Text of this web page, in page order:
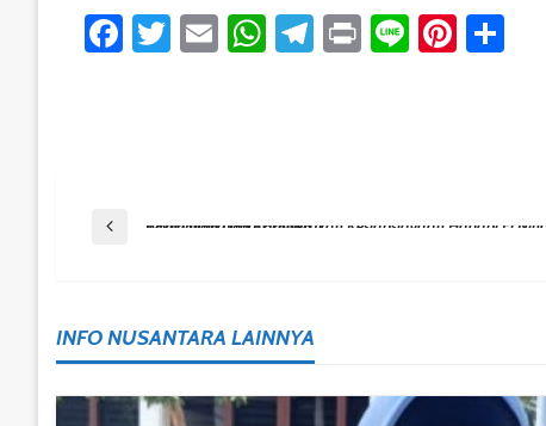
Facebook
Twitter
EmailWhatsApp
Telegram
PrintLine
Post
Previous Post BPBD Balikpapan Tingkatkan Kesiapsiagaan Hadapi El Nino 2026, Antisipasi Kekeringan Dan Karhutla
INFO NUSANTARA LAINNYA